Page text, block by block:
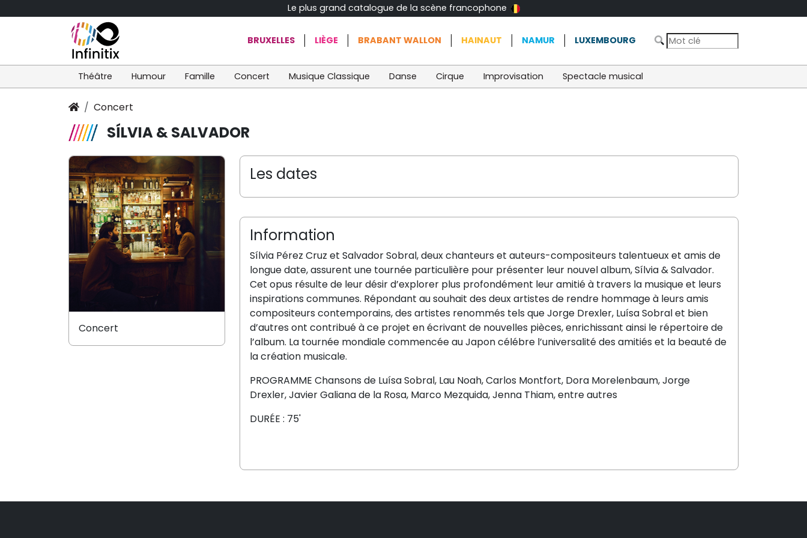
Le plus grand catalogue de la scène francophone
BRUXELLES LIÈGE BRABANT WALLON HAINAUT NAMUR LUXEMBOURG
Théâtre Humour Famille Concert Musique Classique Danse Cirque Improvisation Spectacle musical
Concert
SÍLVIA & SALVADOR
Les dates
Information
Sílvia Pérez Cruz et Salvador Sobral, deux chanteurs et auteurs-compositeurs talentueux et amis de
longue date, assurent une tournée particulière pour présenter leur nouvel album, Sílvia & Salvador.
Cet opus résulte de leur désir d’explorer plus profondément leur amitié à travers la musique et leurs
inspirations communes. Répondant au souhait des deux artistes de rendre hommage à leurs amis
compositeurs contemporains, des artistes renommés tels que Jorge Drexler, Luísa Sobral et bien
d’autres ont contribué à ce projet en écrivant de nouvelles pièces, enrichissant ainsi le répertoire de
l’album. La tournée mondiale commencée au Japon célébre l’universalité des amitiés et la beauté de
la création musicale.
PROGRAMME Chansons de Luísa Sobral, Lau Noah, Carlos Montfort, Dora Morelenbaum, Jorge
Drexler, Javier Galiana de la Rosa, Marco Mezquida, Jenna Thiam, entre autres
DURÉE : 75'
Concert